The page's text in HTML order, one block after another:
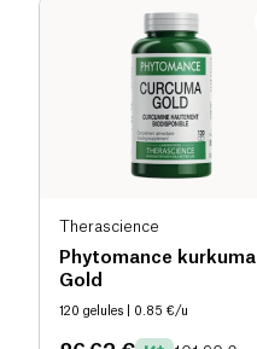
Therascience
Phytomance kurkuma
Gold
120 gelules | 0.85 €/u